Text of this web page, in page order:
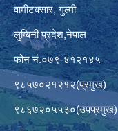
वामीटक्सार, गुल्मी
लुम्बिनी प्रदेश,नेपाल
फोन नं.०७९-४१२१४५
९८५७०२१२१२(प्रमुख)
९८६७२०५५३०(उपप्रमुख)